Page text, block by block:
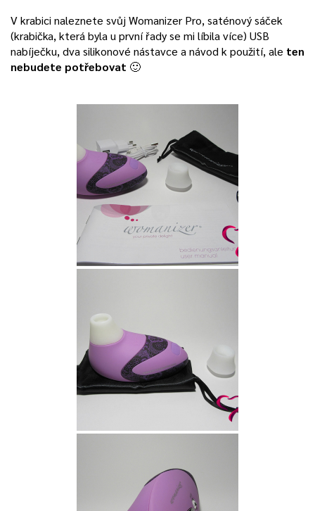
V krabici naleznete svůj Womanizer Pro, saténový sáček
(krabička, která byla u první řady se mi líbila více) USB
nabíječku, dva silikonové nástavce a návod k použití, ale ten
nebudete potřebovat 🙂